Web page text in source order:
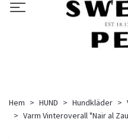
Hem HUND Hundkläder
Varm Vinteroverall "Nair al